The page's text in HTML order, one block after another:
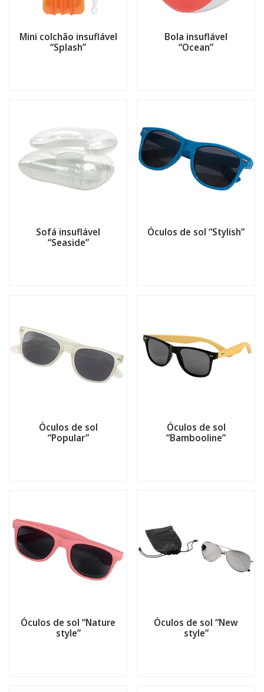
Mini colchão insuflável
“Splash”
Bola insuflável
“Ocean”
Sofá insuflável
“Seaside”
Óculos de sol “Stylish”
Óculos de sol
“Popular”
Óculos de sol
“Bambooline”
Óculos de sol “Nature
style”
Óculos de sol “New
style”